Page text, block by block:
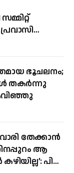
ഭൂചലനം;
തകർന്നു
തേക്കാന്‍
ആ
പി